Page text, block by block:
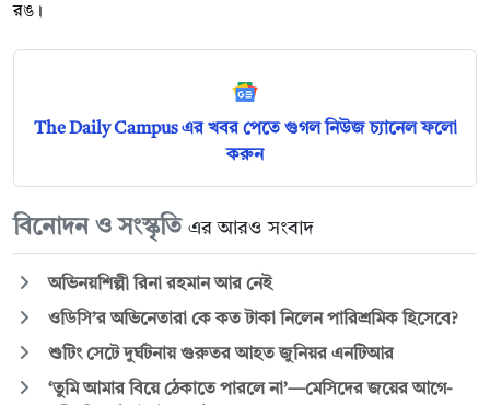
রঙ।
The Daily Campus এর খবর পেতে গুগল নিউজ চ্যানেল ফলো
করুন
বিনোদন ও সংস্কৃতি এর আরও সংবাদ
অভিনয়শিল্পী রিনা রহমান আর নেই
ওডিসি’র অভিনেতারা কে কত টাকা নিলেন পারিশ্রমিক হিসেবে?
শুটিং সেটে দুর্ঘটনায় গুরুতর আহত জুনিয়র এনটিআর
‘তুমি আমার বিয়ে ঠেকাতে পারলে না’—মেসিদের জয়ের আগে-